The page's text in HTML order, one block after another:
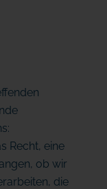
Recht, eine
ob wir
die